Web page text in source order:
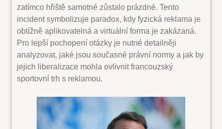
zatímco hřiště samotné zůstalo prázdné. Tento
incident symbolizuje paradox, kdy fyzická reklama je
obtížně aplikovatelná a virtuální forma je zakázaná.
Pro lepší pochopení otázky je nutné detailněji
analyzovat, jaké jsou současné právní normy a jak by
jejich liberalizace mohla ovlivnit francouzský
sportovní trh s reklamou.